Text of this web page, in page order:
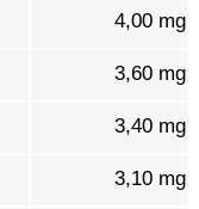
4,00 mg
3,60 mg
3,40 mg
3,10 mg